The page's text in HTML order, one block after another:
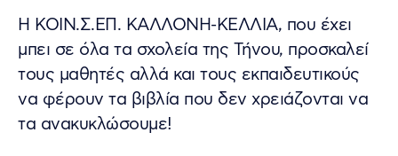
Η ΚΟΙΝ.Σ.ΕΠ. ΚΑΛΛΟΝΗ-ΚΕΛΛΙΑ, που έχει
μπει σε όλα τα σχολεία της Τήνου, προσκαλεί
τους μαθητές αλλά και τους εκπαιδευτικούς
να φέρουν τα βιβλία που δεν χρειάζονται να
τα ανακυκλώσουμε!